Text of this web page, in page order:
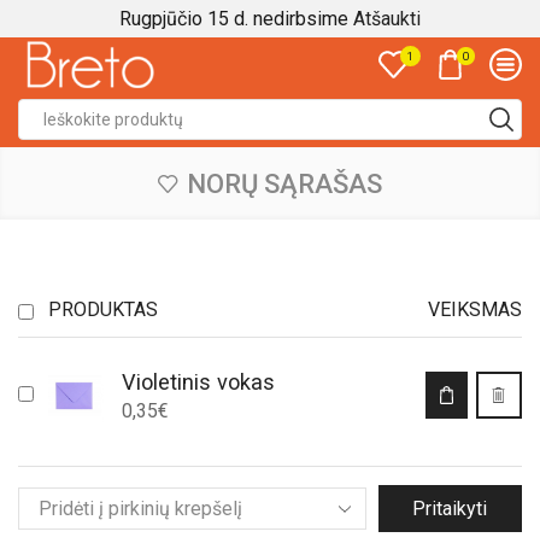
Rugpjūčio 15 d. nedirbsime Atšaukti
1 0
NORŲ SĄRAŠAS
PRODUKTAS VEIKSMAS
Violetinis vokas
0,35€
Pritaikyti